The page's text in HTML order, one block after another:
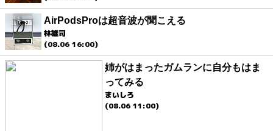
AirPodsProは超音波が聞こえる
林雄司
(08.06 16:00)
姉がはまったガムランに自分もはま
ってみる
まいしろ
(08.06 11:00)